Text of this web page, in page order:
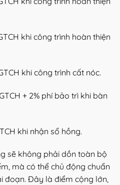
khi công trình hoàn thiện
khi công trình cất nóc.
+ 2% phí bảo trì khi bàn
khi nhận sổ hồng.
sẽ không phải dồn toàn bộ
mà có thể chủ động chuẩn
đoạn. Đây là điểm cộng lớn,